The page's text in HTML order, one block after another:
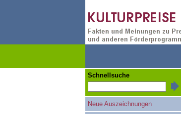
Schnellsuche
Neue Auszeichnungen